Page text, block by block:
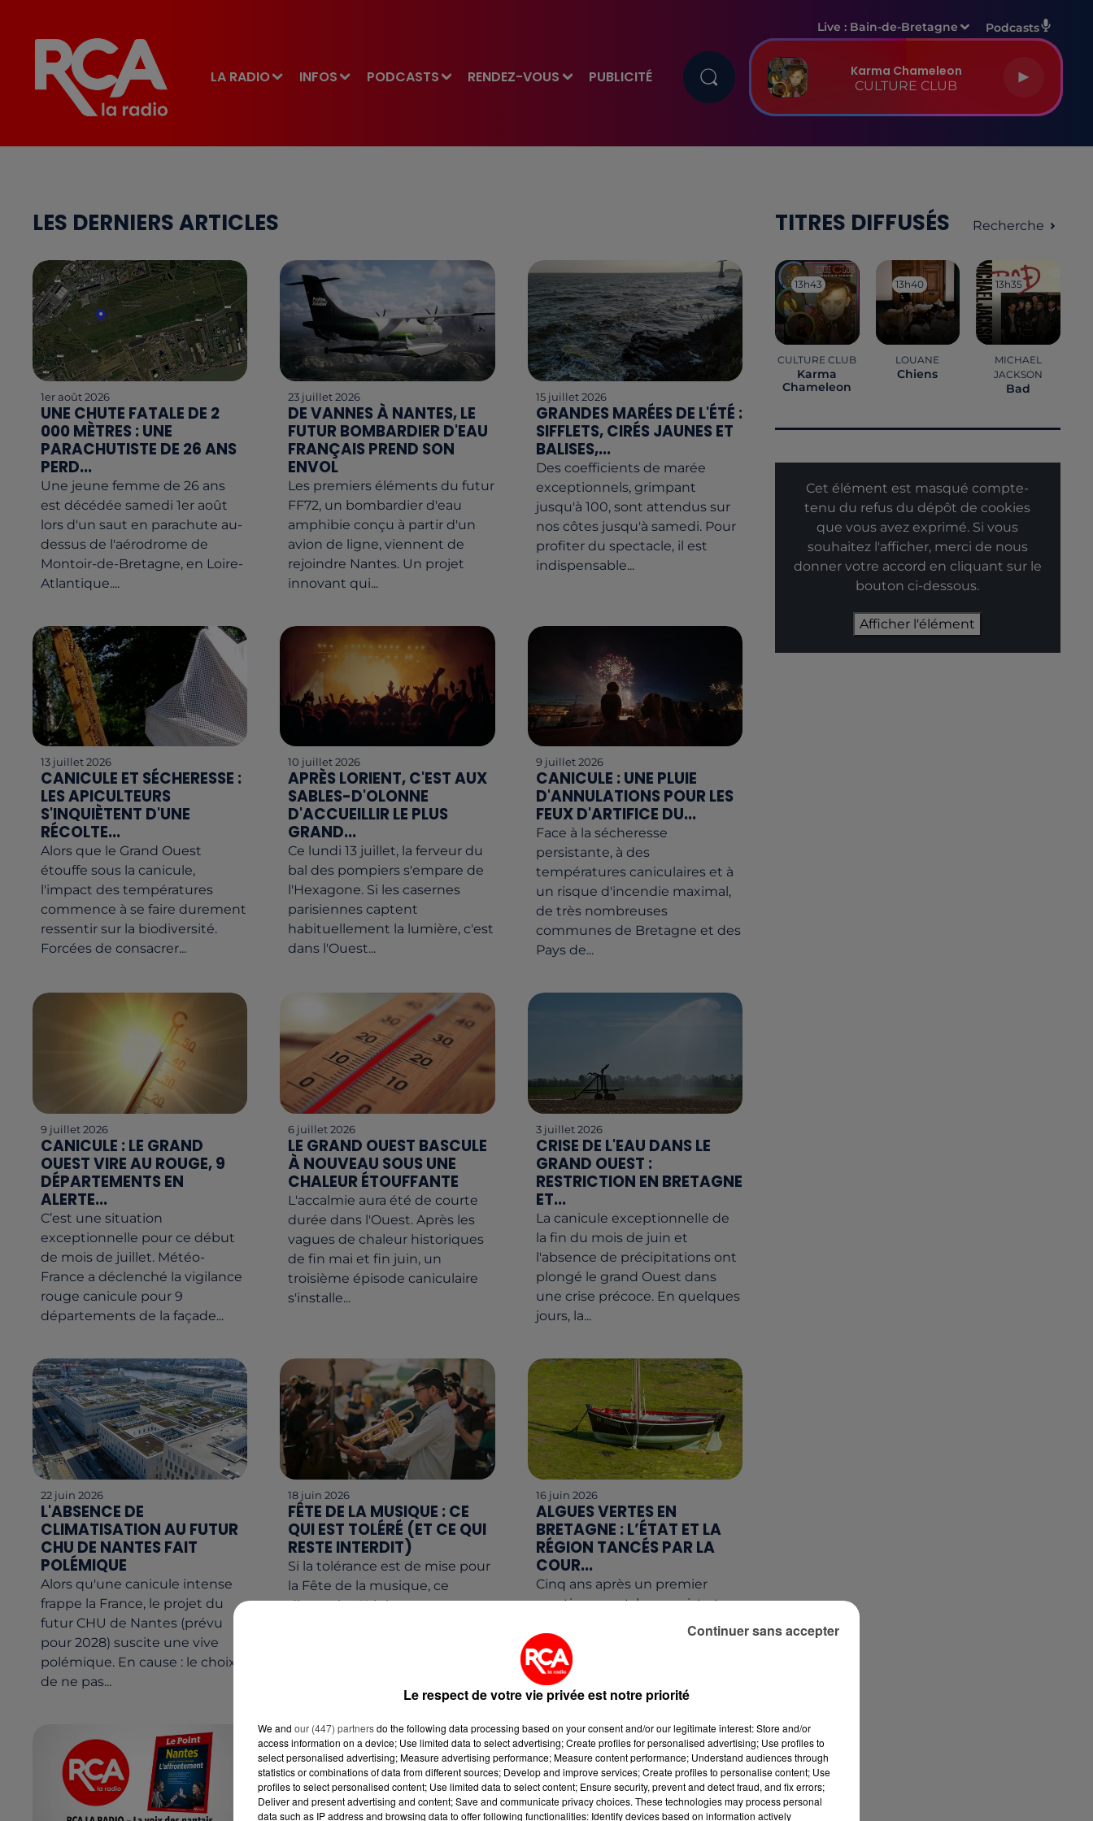
LA RADIO INFOS PODCASTS RENDEZ-VOUS PUBLICITÉ
Live : Bain-de-Bretagne Podcasts
Karma Chameleon
CULTURE CLUB
LES DERNIERS ARTICLES
1er août 2026
UNE CHUTE FATALE DE 2
000 MÈTRES : UNE
PARACHUTISTE DE 26 ANS
PERD...
Une jeune femme de 26 ans
est décédée samedi 1er août
lors d'un saut en parachute au-
dessus de l'aérodrome de
Montoir-de-Bretagne, en Loire-
Atlantique....
23 juillet 2026
DE VANNES À NANTES, LE
FUTUR BOMBARDIER D'EAU
FRANÇAIS PREND SON
ENVOL
Les premiers éléments du futur
FF72, un bombardier d'eau
amphibie conçu à partir d'un
avion de ligne, viennent de
rejoindre Nantes. Un projet
innovant qui...
15 juillet 2026
GRANDES MARÉES DE L'ÉTÉ :
SIFFLETS, CIRÉS JAUNES ET
BALISES,...
Des coefficients de marée
exceptionnels, grimpant
jusqu'à 100, sont attendus sur
nos côtes jusqu'à samedi. Pour
profiter du spectacle, il est
indispensable...
13 juillet 2026
CANICULE ET SÉCHERESSE :
LES APICULTEURS
S'INQUIÈTENT D'UNE
RÉCOLTE...
Alors que le Grand Ouest
étouffe sous la canicule,
l'impact des températures
commence à se faire durement
ressentir sur la biodiversité.
Forcées de consacrer...
10 juillet 2026
APRÈS LORIENT, C'EST AUX
SABLES-D'OLONNE
D'ACCUEILLIR LE PLUS
GRAND...
Ce lundi 13 juillet, la ferveur du
bal des pompiers s'empare de
l'Hexagone. Si les casernes
parisiennes captent
habituellement la lumière, c'est
dans l'Ouest...
9 juillet 2026
CANICULE : UNE PLUIE
D'ANNULATIONS POUR LES
FEUX D'ARTIFICE DU...
Face à la sécheresse
persistante, à des
températures caniculaires et à
un risque d'incendie maximal,
de très nombreuses
communes de Bretagne et des
Pays de...
9 juillet 2026
CANICULE : LE GRAND
OUEST VIRE AU ROUGE, 9
DÉPARTEMENTS EN
ALERTE...
C’est une situation
exceptionnelle pour ce début
de mois de juillet. Météo-
France a déclenché la vigilance
rouge canicule pour 9
départements de la façade...
6 juillet 2026
LE GRAND OUEST BASCULE
À NOUVEAU SOUS UNE
CHALEUR ÉTOUFFANTE
L'accalmie aura été de courte
durée dans l'Ouest. Après les
vagues de chaleur historiques
de fin mai et fin juin, un
troisième épisode caniculaire
s'installe...
3 juillet 2026
CRISE DE L'EAU DANS LE
GRAND OUEST :
RESTRICTION EN BRETAGNE
ET...
La canicule exceptionnelle de
la fin du mois de juin et
l'absence de précipitations ont
plongé le grand Ouest dans
une crise précoce. En quelques
jours, la...
22 juin 2026
L'ABSENCE DE
CLIMATISATION AU FUTUR
CHU DE NANTES FAIT
POLÉMIQUE
Alors qu'une canicule intense
frappe la France, le projet du
futur CHU de Nantes (prévu
pour 2028) suscite une vive
polémique. En cause : le choix
de ne pas...
18 juin 2026
FÊTE DE LA MUSIQUE : CE
QUI EST TOLÉRÉ (ET CE QUI
RESTE INTERDIT)
Si la tolérance est de mise pour
la Fête de la musique, ce
dimanche 21 juin ne sera pas
16 juin 2026
ALGUES VERTES EN
BRETAGNE : L’ÉTAT ET LA
RÉGION TANCÉS PAR LA
COUR...
Cinq ans après un premier
avertissement, les magistrats
financiers haussent le ton face
à la prolifération des algues
vertes. Selon un rapport de la
Cour des...
TITRES DIFFUSÉS Recherche
13h43
13h43
CULTURE CLUB
Karma
Chameleon
13h40
13h40
LOUANE
Chiens
13h35
13h35
MICHAEL
JACKSON
Bad
Cet élément est masqué compte-
tenu du refus du dépôt de cookies
que vous avez exprimé. Si vous
souhaitez l'afficher, merci de nous
donner votre accord en cliquant sur le
bouton ci-dessous.
Afficher l'élément
Le respect de votre vie privée est notre priorité
We and our (447) partnersdo the following data processing based on your consent and/or our legitimate interest: Store and/or
access information on a device; Use limited data to select advertising; Create profiles for personalised advertising; Use profiles to
select personalised advertising; Measure advertising performance; Measure content performance; Understand audiences through
statistics or combinations of data from different sources; Develop and improve services; Create profiles to personalise content; Use
profiles to select personalised content; Use limited data to select content; Ensure security, prevent and detect fraud, and fix errors;
Deliver and present advertising and content; Save and communicate privacy choices. These technologies may process personal
data such as IP address and browsing data to offer following functionalities: Identify devices based on information actively
Continuer sans accepter